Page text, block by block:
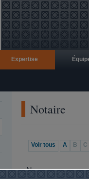
Expertise
Notaire
Voir tous A B C
Nom